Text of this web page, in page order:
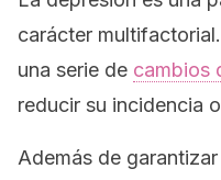
carácter
una serie de cambios
reducir su incidencia
Además de